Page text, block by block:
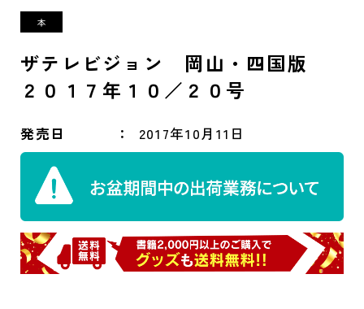
ザテレビジョン 岡山・四国版
２０１７年１０／２０号
発売日 2017年10月11日